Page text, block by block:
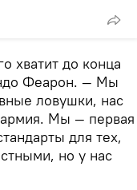
хватит до конца
Феарон. — Мы
ловушки, нас
Мы — первая
для тех,
но у нас